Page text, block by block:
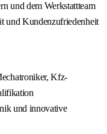
und dem Werkstattteam
und Kundenzufriedenheit
Kfz-
und innovative